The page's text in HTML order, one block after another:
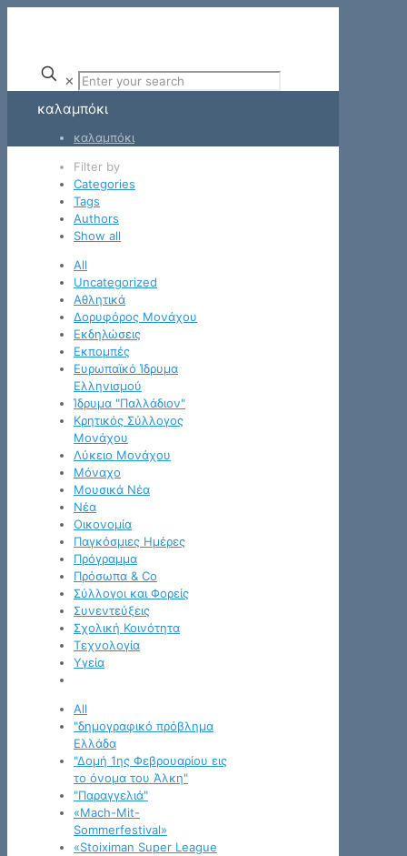
✕
καλαμπόκι
καλαμπόκι
Filter by
Categories
Tags
Authors
Show all
All
Uncategorized
Αθλητικά
Δορυφόρος Μονάχου
Εκδηλώσεις
Εκπομπές
Ευρωπαϊκό Ίδρυμα
Ελληνισμού
Ίδρυμα "Παλλάδιον"
Κρητικός Σύλλογος
Μονάχου
Λύκειο Μονάχου
Μόναχο
Μουσικά Νέα
Νέα
Οικονομία
Παγκόσμιες Ημέρες
Πρόγραμμα
Πρόσωπα & Co
Σύλλογοι και Φορείς
Συνεντεύξεις
Σχολική Κοινότητα
Τεχνολογία
Υγεία
All
"δημογραφικό πρόβλημα
Ελλάδα
"Δομή 1ης Φεβρουαρίου εις
το όνομα του Άλκη"
"Παραγγελιά"
«Mach-Mit-
Sommerfestival»
«Stoiximan Super League